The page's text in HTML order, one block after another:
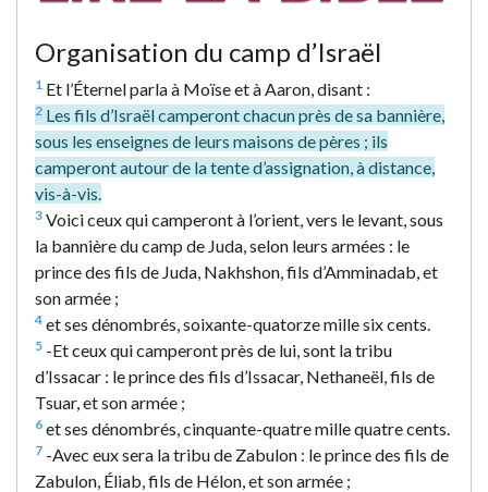
Organisation du camp d’Israël
1 Et l’Éternel parla à Moïse et à Aaron, disant :
2 Les fils d’Israël camperont chacun près de sa bannière,
sous les enseignes de leurs maisons de pères ; ils
camperont autour de la tente d’assignation, à distance,
vis-à-vis.
3 Voici ceux qui camperont à l’orient, vers le levant, sous
la bannière du camp de Juda, selon leurs armées : le
prince des fils de Juda, Nakhshon, fils d’Amminadab, et
son armée ;
4 et ses dénombrés, soixante-quatorze mille six cents.
5 -Et ceux qui camperont près de lui, sont la tribu
d’Issacar : le prince des fils d’Issacar, Nethaneël, fils de
Tsuar, et son armée ;
6 et ses dénombrés, cinquante-quatre mille quatre cents.
7 -Avec eux sera la tribu de Zabulon : le prince des fils de
Zabulon, Éliab, fils de Hélon, et son armée ;